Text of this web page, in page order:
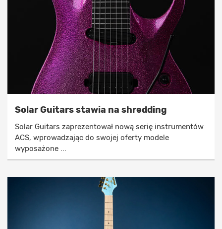
Solar Guitars stawia na shredding
Solar Guitars zaprezentował nową serię instrumentów
ACS, wprowadzając do swojej oferty modele
wyposażone ...